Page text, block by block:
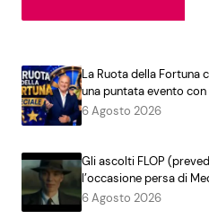
La Ruota della Fortuna
una puntata evento
6 Agosto 2026
Gli ascolti FLOP
l’occasione persa di
6 Agosto 2026